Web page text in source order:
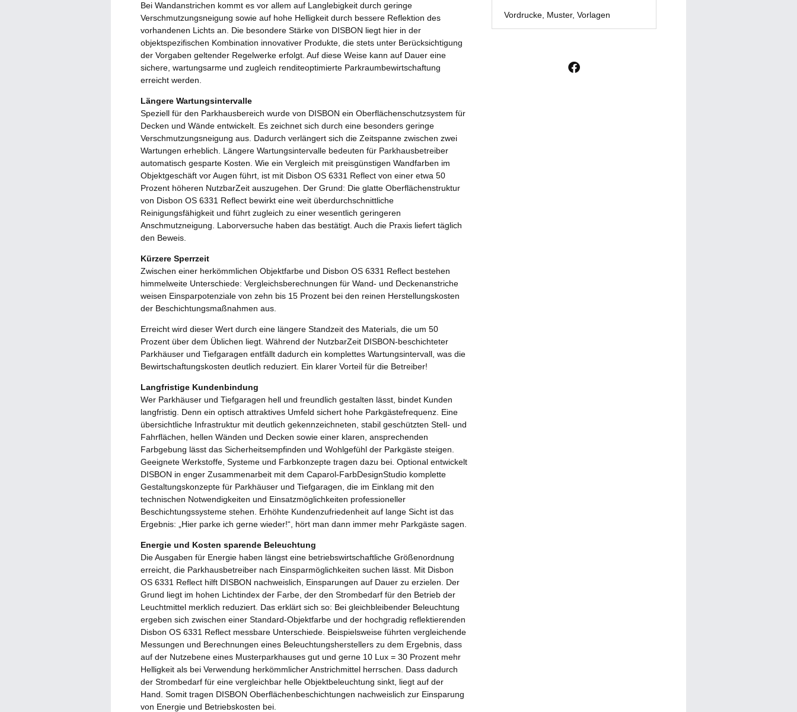
Bei Wandanstrichen kommt es vor allem auf Langlebigkeit durch geringe
Verschmutzungsneigung sowie auf hohe Helligkeit durch bessere Reflektion des
vorhandenen Lichts an. Die besondere Stärke von DISBON liegt hier in der
objektspezifischen Kombination innovativer Produkte, die stets unter Berücksichtigung
der Vorgaben geltender Regelwerke erfolgt. Auf diese Weise kann auf Dauer eine
sichere, wartungsarme und zugleich renditeoptimierte Parkraumbewirtschaftung
erreicht werden.
Längere Wartungsintervalle
Speziell für den Parkhausbereich wurde von DISBON ein Oberflächenschutzsystem für
Decken und Wände entwickelt. Es zeichnet sich durch eine besonders geringe
Verschmutzungsneigung aus. Dadurch verlängert sich die Zeitspanne zwischen zwei
Wartungen erheblich. Längere Wartungsintervalle bedeuten für Parkhausbetreiber
automatisch gesparte Kosten. Wie ein Vergleich mit preisgünstigen Wandfarben im
Objektgeschäft vor Augen führt, ist mit Disbon OS 6331 Reflect von einer etwa 50
Prozent höheren NutzbarZeit auszugehen. Der Grund: Die glatte Oberflächenstruktur
von Disbon OS 6331 Reflect bewirkt eine weit überdurchschnittliche
Reinigungsfähigkeit und führt zugleich zu einer wesentlich geringeren
Anschmutzneigung. Laborversuche haben das bestätigt. Auch die Praxis liefert täglich
den Beweis.
Kürzere Sperrzeit
Zwischen einer herkömmlichen Objektfarbe und Disbon OS 6331 Reflect bestehen
himmelweite Unterschiede: Vergleichsberechnungen für Wand- und Deckenanstriche
weisen Einsparpotenziale von zehn bis 15 Prozent bei den reinen Herstellungskosten
der Beschichtungsmaßnahmen aus.
Erreicht wird dieser Wert durch eine längere Standzeit des Materials, die um 50
Prozent über dem Üblichen liegt. Während der NutzbarZeit DISBON-beschichteter
Parkhäuser und Tiefgaragen entfällt dadurch ein komplettes Wartungsintervall, was die
Bewirtschaftungskosten deutlich reduziert. Ein klarer Vorteil für die Betreiber!
Langfristige Kundenbindung
Wer Parkhäuser und Tiefgaragen hell und freundlich gestalten lässt, bindet Kunden
langfristig. Denn ein optisch attraktives Umfeld sichert hohe Parkgästefrequenz. Eine
übersichtliche Infrastruktur mit deutlich gekennzeichneten, stabil geschützten Stell- und
Fahrflächen, hellen Wänden und Decken sowie einer klaren, ansprechenden
Farbgebung lässt das Sicherheitsempfinden und Wohlgefühl der Parkgäste steigen.
Geeignete Werkstoffe, Systeme und Farbkonzepte tragen dazu bei. Optional entwickelt
DISBON in enger Zusammenarbeit mit dem Caparol-FarbDesignStudio komplette
Gestaltungskonzepte für Parkhäuser und Tiefgaragen, die im Einklang mit den
technischen Notwendigkeiten und Einsatzmöglichkeiten professioneller
Beschichtungssysteme stehen. Erhöhte Kundenzufriedenheit auf lange Sicht ist das
Ergebnis: „Hier parke ich gerne wieder!“, hört man dann immer mehr Parkgäste sagen.
Energie und Kosten sparende Beleuchtung
Die Ausgaben für Energie haben längst eine betriebswirtschaftliche Größenordnung
erreicht, die Parkhausbetreiber nach Einsparmöglichkeiten suchen lässt. Mit Disbon
OS 6331 Reflect hilft DISBON nachweislich, Einsparungen auf Dauer zu erzielen. Der
Grund liegt im hohen Lichtindex der Farbe, der den Strombedarf für den Betrieb der
Leuchtmittel merklich reduziert. Das erklärt sich so: Bei gleichbleibender Beleuchtung
ergeben sich zwischen einer Standard-Objektfarbe und der hochgradig reflektierenden
Disbon OS 6331 Reflect messbare Unterschiede. Beispielsweise führten vergleichende
Messungen und Berechnungen eines Beleuchtungsherstellers zu dem Ergebnis, dass
auf der Nutzebene eines Musterparkhauses gut und gerne 10 Lux = 30 Prozent mehr
Helligkeit als bei Verwendung herkömmlicher Anstrichmittel herrschen. Dass dadurch
der Strombedarf für eine vergleichbar helle Objektbeleuchtung sinkt, liegt auf der
Hand. Somit tragen DISBON Oberflächenbeschichtungen nachweislich zur Einsparung
von Energie und Betriebskosten bei.
Vordrucke, Muster, Vorlagen
F
a